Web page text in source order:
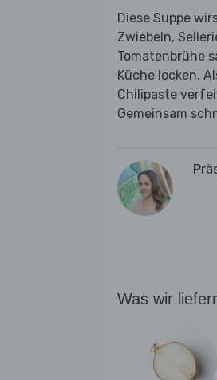
Diese Suppe
Zwiebeln,
Tomatenbrühe
Küche locken.
Chilipaste
Gemeinsam
Was wir